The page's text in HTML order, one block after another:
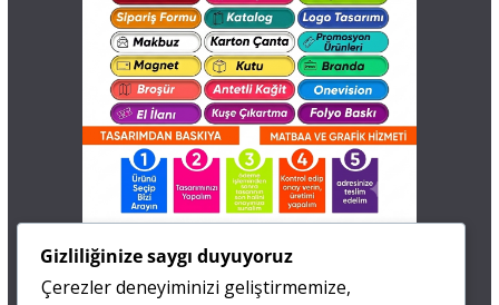
0 505 677 40 87
Gizliliğinize saygı duyuyoruz
Çerezler deneyiminizi geliştirmemize,